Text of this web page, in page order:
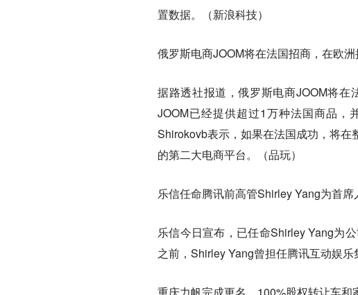
置数据。（新浪科技）
俄罗斯电商JOOM将在法国招商，在欧
据路透社报道，俄罗斯电商JOOM将
JOOM已经提供超过1万种法国商品，
Shirokovb表示，如果在法国成功，将
的第二大电商平台。（品玩）
乐信任命腾讯前高管Shirley Yang为首席
乐信今日宣布，已任命Shirley Yang为
之前，Shirley Yang曾担任腾讯互动娱
重庆力帆完成更名，100%股权转让车和